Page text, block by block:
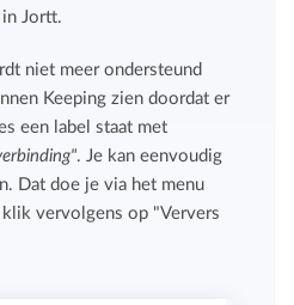
in Jortt.
niet meer ondersteund
Keeping zien doordat er
een label staat met
. Je kan eenvoudig
Dat doe je via het menu
vervolgens op "Ververs